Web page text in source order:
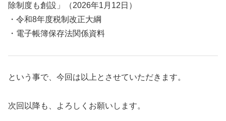
除制度も創設」（2026年1月12日）
・令和8年度税制改正大綱
・電子帳簿保存法関係資料
という事で、今回は以上とさせていただきます。
次回以降も、よろしくお願いします。